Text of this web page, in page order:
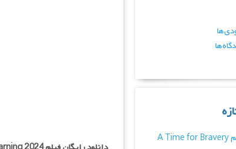
دانلود فیلم A Time for Bravery